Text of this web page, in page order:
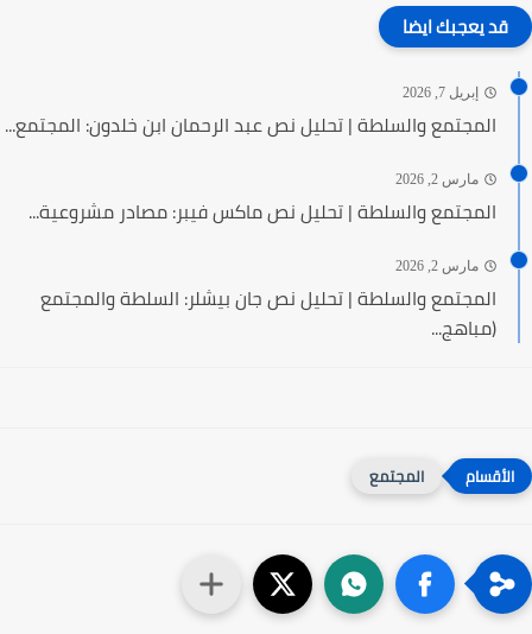
قد يعجبك ايضا
إبريل 7, 2026
المجتمع والسلطة | تحليل نص عبد الرحمان ابن خلدون: المجتمع...
مارس 2, 2026
المجتمع والسلطة | تحليل نص ماكس فيبر: مصادر مشروعية...
مارس 2, 2026
المجتمع والسلطة | تحليل نص جان بيشلر: السلطة والمجتمع
(مباهج...
المجتمع